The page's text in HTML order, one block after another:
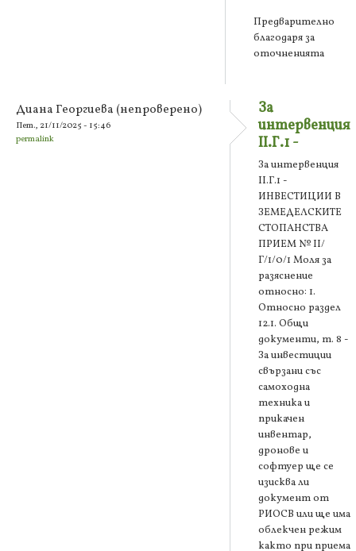
Предварително
благодаря за
оточненията
Диана Георгиева (непроверено)
Пет., 21/11/2025 - 15:46
permalink
За
интервенция
II.Г.1 -
За интервенция
II.Г.1 -
ИНВЕСТИЦИИ В
ЗЕМЕДЕЛСКИТЕ
СТОПАНСТВА
ПРИЕМ № II/
Г/1/0/1 Моля за
разяснение
относно: 1.
Относно раздел
12.1. Общи
документи, т. 8 -
За инвестиции
свързани със
самоходна
техника и
прикачен
инвентар,
дронове и
софтуер ще се
изисква ли
документ от
РИОСВ или ще има
облекчен режим
както при приема